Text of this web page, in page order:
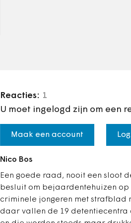
Reacties: 1
U moet ingelogd zijn om een
Maak een account
Nico Bos
Een goede raad, nooit een sloot
besluit om bejaardentehuizen op
criminele jongeren met strafblad
daar vallen de 19